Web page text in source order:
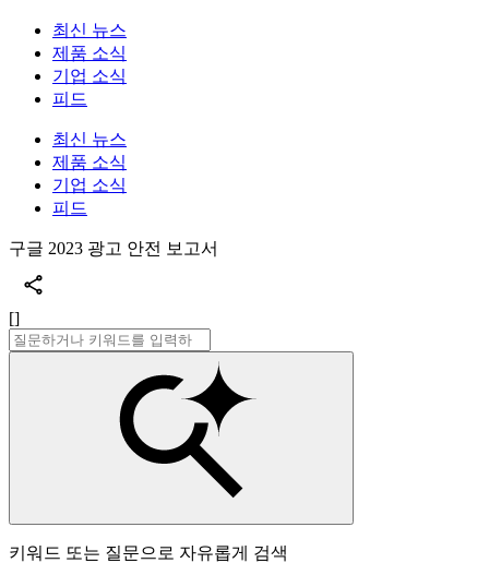
최신 뉴스
제품 소식
기업 소식
피드
최신 뉴스
제품 소식
기업 소식
피드
구글 2023 광고 안전 보고서
[]
키워드 또는 질문으로 자유롭게 검색